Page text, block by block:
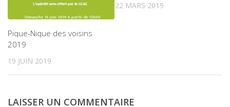
Pique-Nique des voisins
2019
19 JUIN 2019
22 MARS 2019
LAISSER UN COMMENTAIRE